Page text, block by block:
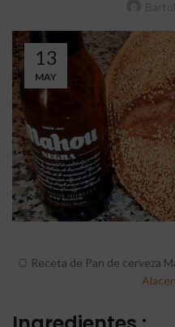
13
MAY
🍞 Receta de Pan de cerveza